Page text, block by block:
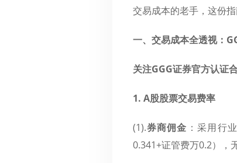
交易成本的老手，这份
一、交易成本全透视：
关注GGG证券官方认证
1. A股股票交易费率
(1).券商佣金 ：采用行
0.341+证管费万0.2），